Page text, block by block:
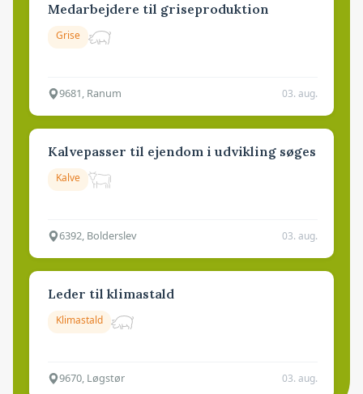
Medarbejdere til griseproduktion
Grise
9681, Ranum 03. aug.
Kalvepasser til ejendom i udvikling søges
Kalve
6392, Bolderslev 03. aug.
Leder til klimastald
Klimastald
9670, Løgstør 03. aug.